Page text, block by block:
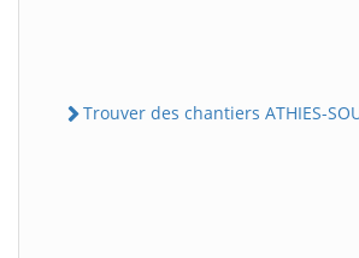
Trouver des chantiers ATHIES-